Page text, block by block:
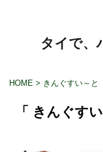
タイで、
HOME > きんぐすい～と
「 きんぐす